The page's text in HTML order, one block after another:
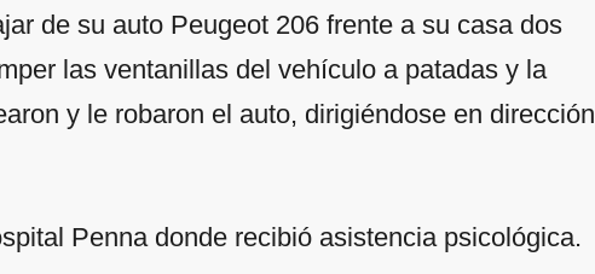
de su auto Peugeot 206 frente a su casa dos
las ventanillas del vehículo a patadas y la
y le robaron el auto, dirigiéndose en dirección
Penna donde recibió asistencia psicológica.